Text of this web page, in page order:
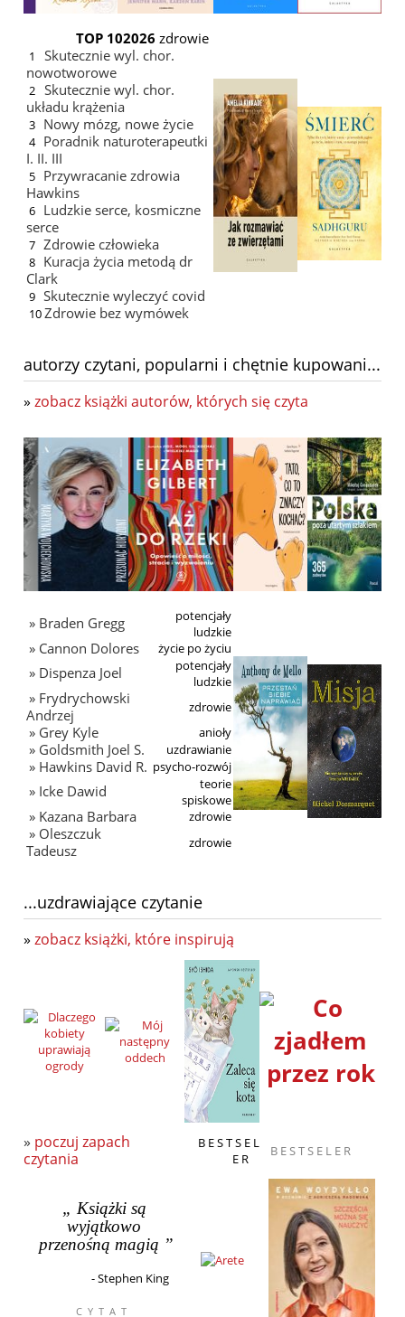
TOP 102026 zdrowie
1
Skutecznie wyl. chor.
nowotworowe
2 Skutecznie wyl. chor.
układu krążenia
3 Nowy mózg, nowe życie
4 Poradnik naturoterapeutki
I. II. III
5 Przywracanie zdrowia
Hawkins
6 Ludzkie serce, kosmiczne
serce
7 Zdrowie człowieka
8 Kuracja życia metodą dr
Clark
9 Skutecznie wyleczyć covid
10Zdrowie bez wymówek
autorzy czytani, popularni i chętnie kupowani...
» zobacz książki autorów, których się czyta
» Braden Gregg
potencjały
ludzkie
» Cannon Dolores życie po życiu
» Dispenza Joel
potencjały
ludzkie
» Frydrychowski
Andrzej
zdrowie
» Grey Kyle anioły
» Goldsmith Joel S. uzdrawianie
» Hawkins David R. psycho-rozwój
» Icke Dawid
teorie
spiskowe
» Kazana Barbara zdrowie
» Oleszczuk
Tadeusz
zdrowie
...uzdrawiające czytanie
» zobacz książki, które inspirują
» poczuj zapach
czytania
B E S T S E L
E R
B E S T S E L E R
„ Książki są
wyjątkowo
przenośną magią ”
-Stephen King
C Y T A T